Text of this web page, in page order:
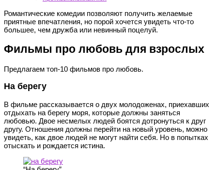
Романтические комедии позволяют получить желаемые
приятные впечатления, но порой хочется увидеть что-то
большее, чем дружба или невинный поцелуй.
Фильмы про любовь для взрослых
Предлагаем топ-10 фильмов про любовь.
На берегу
В фильме рассказывается о двух молодоженах, приехавших
отдыхать на берегу моря, которые должны заняться
любовью. Двое несмелых людей боятся дотронуться к друг
другу. Отношения должны перейти на новый уровень, можно
увидеть, как двое людей не могут найти себя. Но в попытках
отыскать и рождается истина.